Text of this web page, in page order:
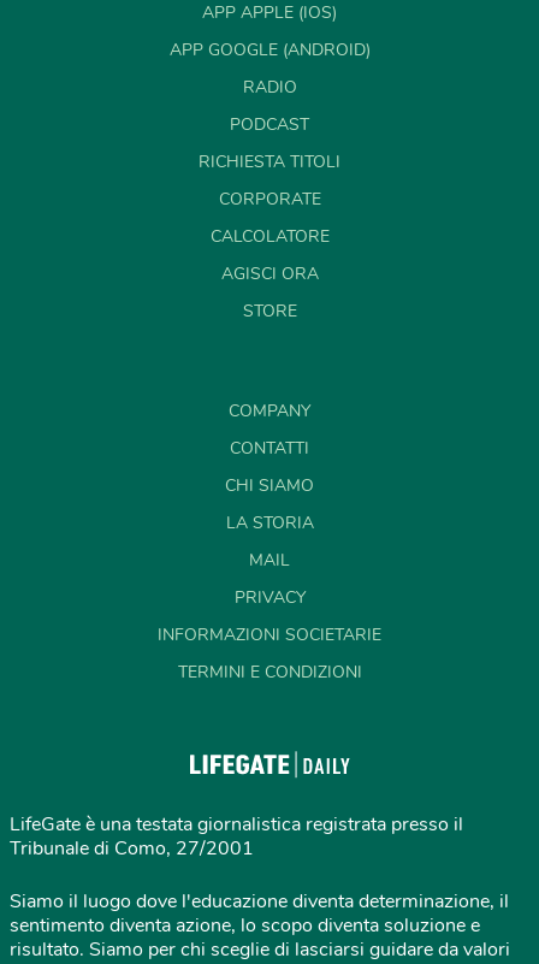
APP APPLE (IOS)
APP GOOGLE (ANDROID)
RADIO
PODCAST
RICHIESTA TITOLI
CORPORATE
CALCOLATORE
AGISCI ORA
STORE
COMPANY
CONTATTI
CHI SIAMO
LA STORIA
MAIL
PRIVACY
INFORMAZIONI SOCIETARIE
TERMINI E CONDIZIONI
LifeGate è una testata giornalistica registrata presso il
Tribunale di Como, 27/2001
Siamo il luogo dove l'educazione diventa determinazione, il
sentimento diventa azione, lo scopo diventa soluzione e
risultato. Siamo per chi sceglie di lasciarsi guidare da valori